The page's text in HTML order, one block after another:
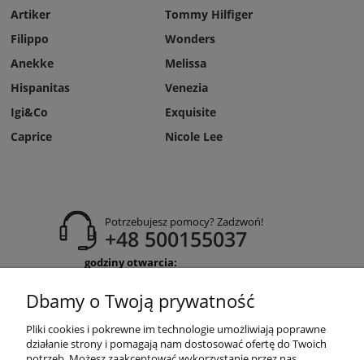
Artiker
Filippo
Tommy Hilfiger
Wonders
Anekke
Hispanitas
Igi&Co
Caprice
Melissa
Venezia
Exquisite
Nicole Lee
Potrzebujesz pomocy? Zadzwoń!
+48 500155037
godziny otwarcia:
obuwiehigo@gmail.com
WARUNKI ZAKUPÓW
Dbamy o Twoją prywatność
Pliki cookies i pokrewne im technologie umożliwiają poprawne
działanie strony i pomagają nam dostosować ofertę do Twoich